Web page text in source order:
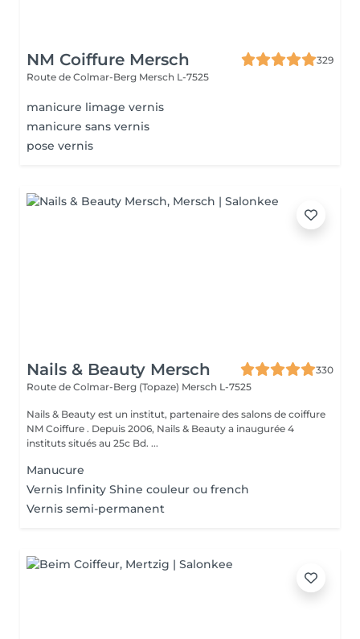
NM Coiffure Mersch
329
Route de Colmar-Berg Mersch L-7525
manicure limage vernis
manicure sans vernis
pose vernis
Nails & Beauty Mersch
330
Route de Colmar-Berg (Topaze) Mersch L-7525
Nails & Beauty est un institut, partenaire des salons de coiffure
NM Coiffure . Depuis 2006, Nails & Beauty a inaugurée 4
instituts situés au 25c Bd. ...
Manucure
Vernis Infinity Shine couleur ou french
Vernis semi-permanent